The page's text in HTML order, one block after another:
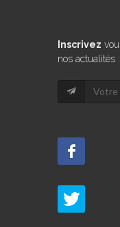
Inscrivez
nos actualités :